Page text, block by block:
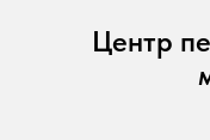
Центр